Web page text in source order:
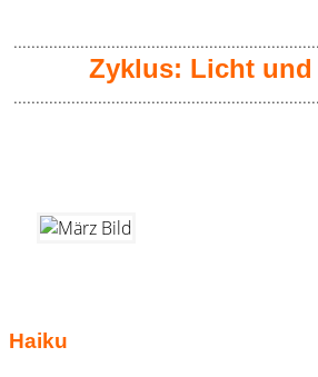
Zyklus: Licht und
Haiku